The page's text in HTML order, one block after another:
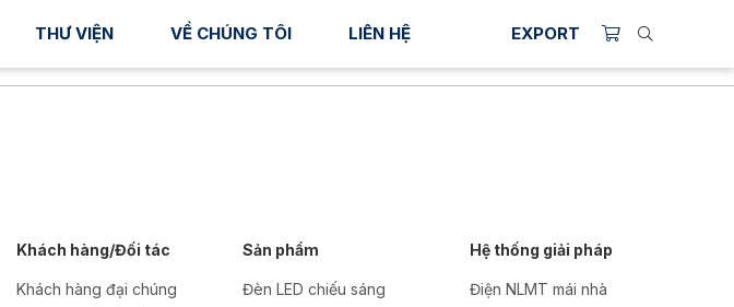
THƯ VIỆN VỀ CHÚNG TÔI LIÊN HỆ EXPORT
Khách hàng/Đối tác
Khách hàng đại chúng
Sản phẩm
Đèn LED chiếu sáng
Hệ thống giải pháp
Điện NLMT mái nhà